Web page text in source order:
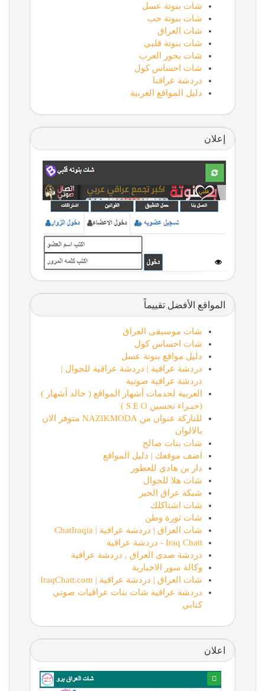
شات بنوتة عسل
شات بنوتة حب
شات العراق
شات بنوتة قلبي
شات بحور العرب
شات احساس كول
دردشة عراقنا
دليل المواقع العربية
إعلان
المواقع الأفضل تقييماً
شات موسيقى العراق
شات احساس كول
دليل مواقع بنوتة عسل
دردشة عراقية | دردشة عراقية للجوال |
دردشة عراقية صوتية
العربية لخدمات أشهار المواقع ( خالد أشهار )
(خبـراء تحسين S E O )
للنازكة عنوان من NAZIKMODA متوفر الان
بالالوان
شات بنات صالح
اضف موقعك | دليل المواقع
دار بن هادي للعطور
شات هلا للجوال
شبكة عراق الخير
شات اشتاكلك
شات ثورة وطن
شات العراق | دردشة عراقية | ChatIraqia
Iraq Chatt - دردشة عراقية
دردشة صدى العراق , دردشة عراقية
وكالة سور الاخبارية
شات العراق | دردشة عراقية | IraqChatt.com
دردشة عراقية شات بنات عراقيات صوتي
كتابي
اعلان